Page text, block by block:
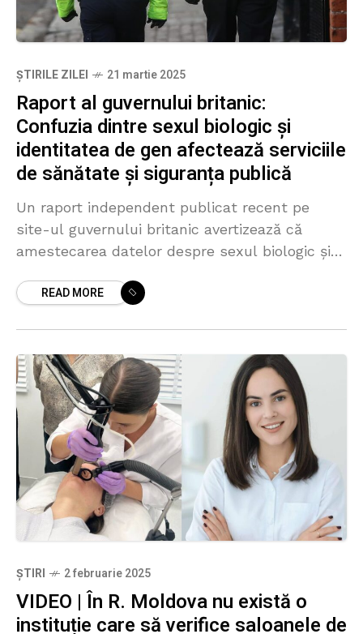
ȘTIRILE ZILEI 21 martie 2025
Raport al guvernului britanic:
Confuzia dintre sexul biologic și
identitatea de gen afectează serviciile
de sănătate și siguranța publică
Un raport independent publicat recent pe
site-ul guvernului britanic avertizează că
amestecarea datelor despre sexul biologic și
Regatul Unit, precum omiterea screening-
READ MORE
ȘTIRI 2 februarie 2025
VIDEO | În R. Moldova nu există o
instituție care să verifice saloanele de